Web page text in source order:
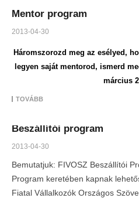
Mentor program
2013-04-30
Háromszorozd meg az esélyed,
legyen saját mentorod, ismerd
március
TOVÁBB
Beszállítói program
2013-04-30
Bemutatjuk: FIVOSZ Beszállítói
Program keretében kapnak
Fiatal Vállalkozók Országos